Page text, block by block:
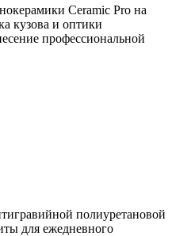
Ceramic Pro на
кузова и оптики
профессиональной
полиуретановой
для ежедневного